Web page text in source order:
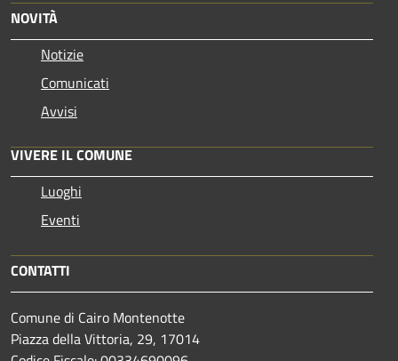
NOVITÀ
Notizie
Comunicati
Avvisi
VIVERE IL COMUNE
Luoghi
Eventi
CONTATTI
Comune di Cairo Montenotte
Piazza della Vittoria, 29, 17014